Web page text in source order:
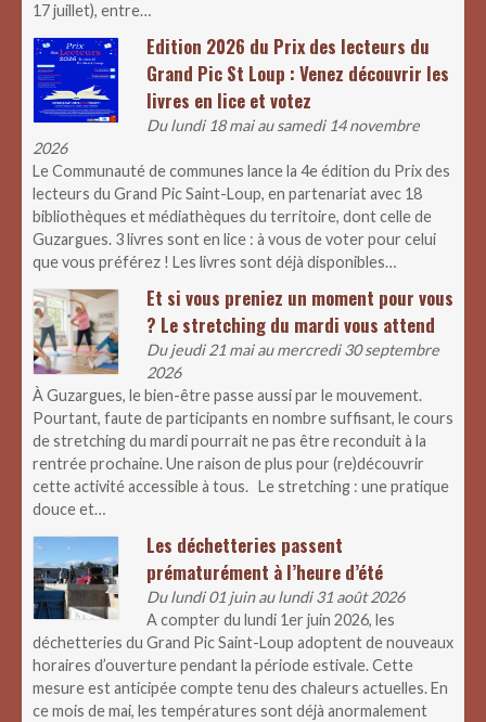
17 juillet), entre…
Edition 2026 du Prix des lecteurs du
Grand Pic St Loup : Venez découvrir les
livres en lice et votez
Du lundi 18 mai au samedi 14 novembre
2026
Le Communauté de communes lance la 4e édition du Prix des
lecteurs du Grand Pic Saint-Loup, en partenariat avec 18
bibliothèques et médiathèques du territoire, dont celle de
Guzargues. 3 livres sont en lice : à vous de voter pour celui
que vous préférez ! Les livres sont déjà disponibles…
Et si vous preniez un moment pour vous
? Le stretching du mardi vous attend
Du jeudi 21 mai au mercredi 30 septembre
2026
À Guzargues, le bien-être passe aussi par le mouvement.
Pourtant, faute de participants en nombre suffisant, le cours
de stretching du mardi pourrait ne pas être reconduit à la
rentrée prochaine. Une raison de plus pour (re)découvrir
cette activité accessible à tous. Le stretching : une pratique
douce et…
Les déchetteries passent
prématurément à l’heure d’été
Du lundi 01 juin au lundi 31 août 2026
A compter du lundi 1er juin 2026, les
déchetteries du Grand Pic Saint-Loup adoptent de nouveaux
horaires d’ouverture pendant la période estivale. Cette
mesure est anticipée compte tenu des chaleurs actuelles. En
ce mois de mai, les températures sont déjà anormalement